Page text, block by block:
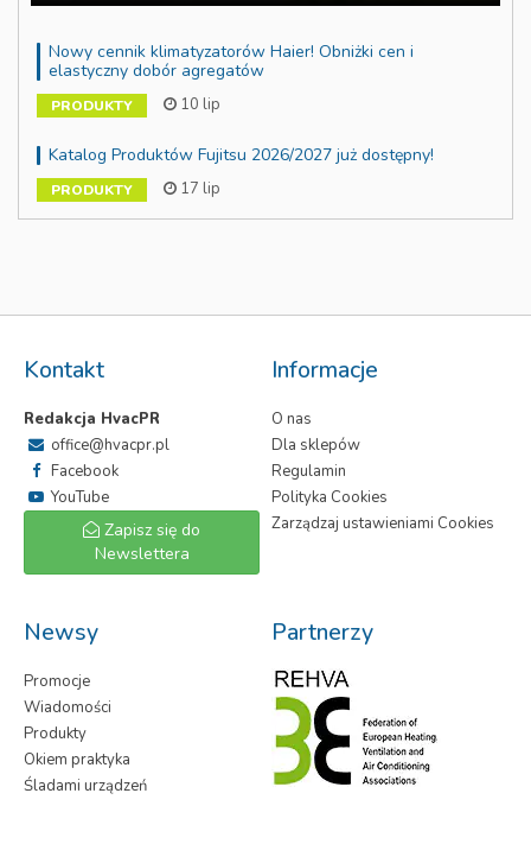
Nowy cennik klimatyzatorów Haier! Obniżki cen i
elastyczny dobór agregatów
PRODUKTY 10 lip
Katalog Produktów Fujitsu 2026/2027 już dostępny!
PRODUKTY 17 lip
Kontakt
Redakcja HvacPR
office@hvacpr.pl
Facebook
YouTube
Zapisz się do
Newslettera
Informacje
O nas
Dla sklepów
Regulamin
Polityka Cookies
Zarządzaj ustawieniami Cookies
Newsy
Promocje
Wiadomości
Produkty
Okiem praktyka
Śladami urządzeń
Partnerzy